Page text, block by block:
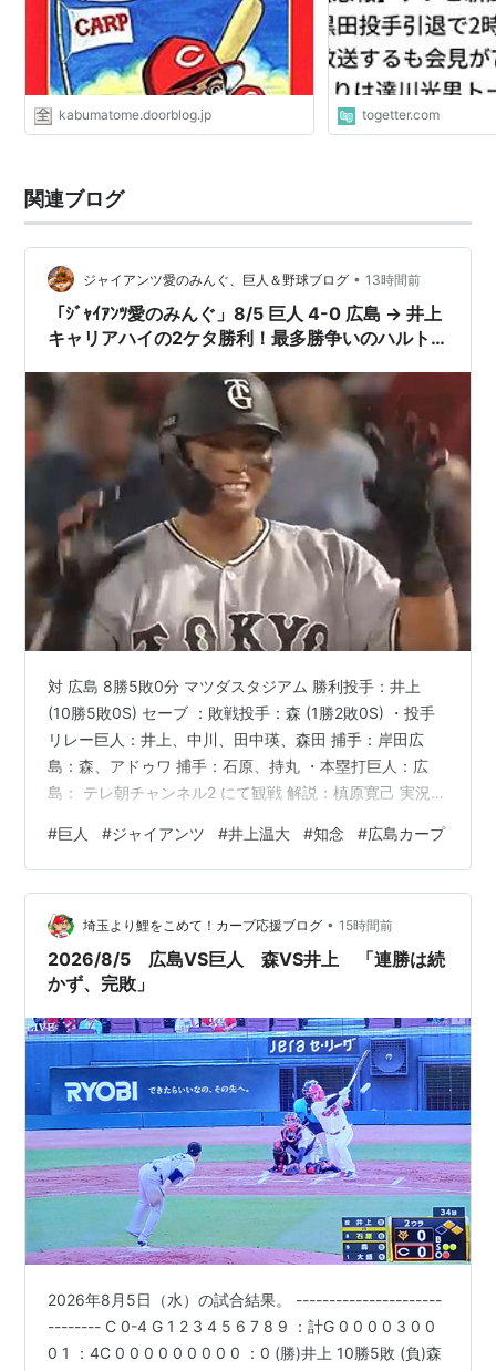
kabumatome.doorblog.jp togetter.com
関連ブログ
ジャイアンツ愛のみんぐ、巨人＆野球ブログ • 13時間前
「ｼﾞｬｲｱﾝﾂ愛のみんぐ」8/5 巨人 4-0 広島 → 井上
キャリアハイの2ケタ勝利！最多勝争いのハルト
対 広島 8勝5敗0分 マツダスタジアム 勝利投手：井上
(10勝5敗0S) セーブ ：敗戦投手：森 (1勝2敗0S) ・投手
リレー巨人：井上、中川、田中瑛、森田 捕手：岸田広
島：森、アドゥワ 捕手：石原、持丸 ・本塁打巨人：広
島： テレ朝チャンネル2 にて観戦 解説：槙原寛己 実況：
～～～～～～～～～～～Giants Official
Web(https://www.giants.jp/game/20260805_31021_1/)
～～～～～～～～～～～～～～～～～～～～～～～～～
～～～ スタメン見て？って思ったが、橋上監督は野手も
休めるこ…
#巨人 #ジャイアンツ #井上温大 #知念 #広島カープ
埼玉より鯉をこめて！カープ応援ブログ • 15時間前
2026/8/5 広島VS巨人 森VS井上 「連勝は続
かず、完敗」
2026年8月5日（水）の試合結果。 ----------------------
-------- C 0-4 G 1 2 3 4 5 6 7 8 9 ：計G 0 0 0 0 3 0 0
0 1 ：4C 0 0 0 0 0 0 0 0 0 ：0 (勝)井上 10勝5敗 (負)森